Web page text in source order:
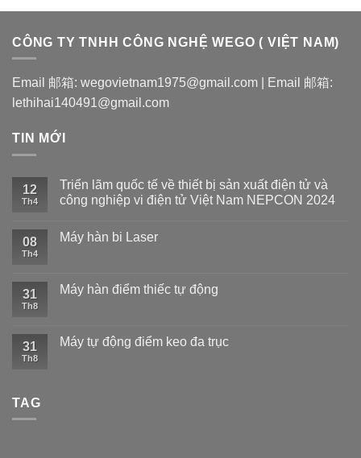
CÔNG TY TNHH CÔNG NGHỆ WEGO ( VIỆT NAM)
Email 邮箱: wegovietnam1975@gmail.com | Email 邮箱:
lethihai140491@gmail.com
TIN MỚI
12
Th4
Triển lãm quốc tế về thiết bị sản xuất điện tử và
công nghiệp vi điện tử Việt Nam NEPCON 2024
08
Th4
Máy hàn bi Laser
31
Th8
Máy hàn điểm thiếc tự động
31
Th8
Máy tự động điểm keo đa trục
TAG